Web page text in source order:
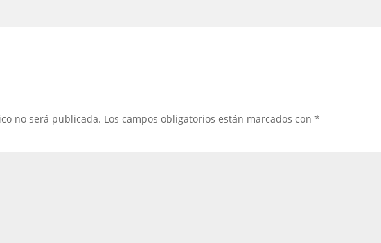
no será publicada. Los campos obligatorios están marcados con*